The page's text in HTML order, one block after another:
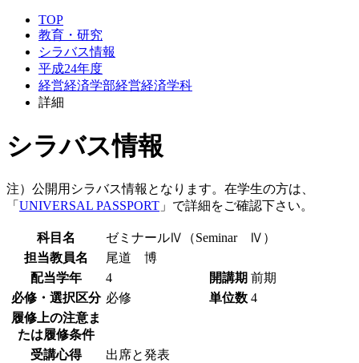
TOP
教育・研究
シラバス情報
平成24年度
経営経済学部経営経済学科
詳細
シラバス情報
注）公開用シラバス情報となります。在学生の方は、
「 UNIVERSAL PASSPORT 」で詳細をご確認下さい。
科目名
ゼミナールⅣ（Seminar Ⅳ）
担当教員名
尾道 博
配当学年
4 開講期 前期
必修・選択区分 必修 単位数 4
履修上の注意ま
たは履修条件
受講心得
出席と発表